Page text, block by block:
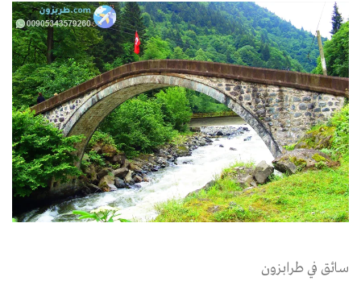
سائق في طرابزون